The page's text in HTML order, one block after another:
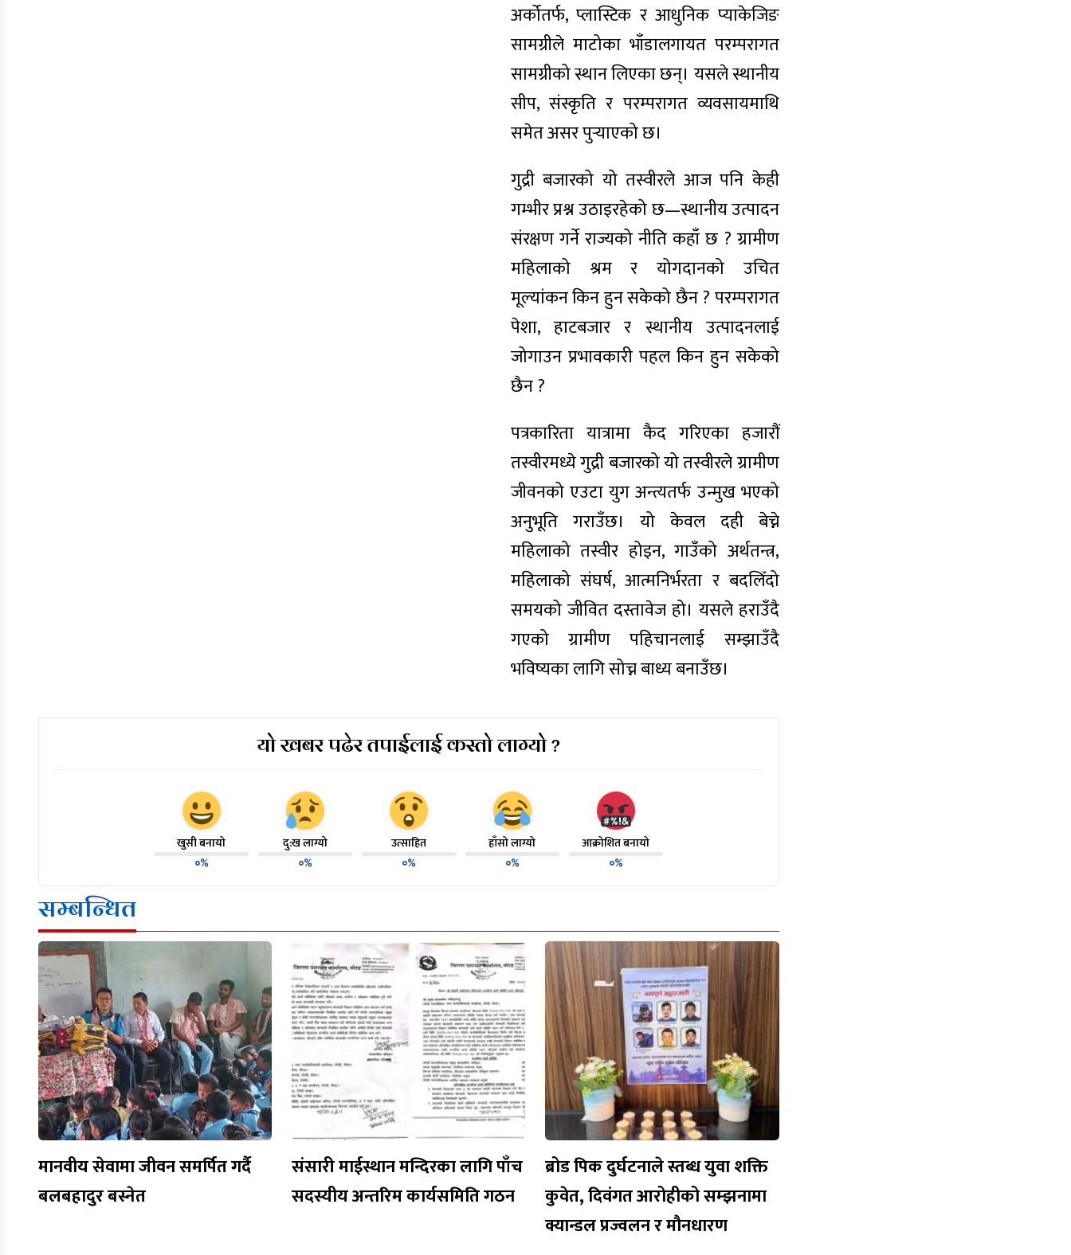
अर्कोतर्फ, प्लास्टिक र आधुनिक प्याकेजिङ
सामग्रीले माटोका भाँडालगायत परम्परागत
सामग्रीको स्थान लिएका छन्। यसले स्थानीय
सीप, संस्कृति र परम्परागत व्यवसायमाथि
समेत असर पुर्‍याएको छ।
गुद्री बजारको यो तस्वीरले आज पनि केही
गम्भीर प्रश्न उठाइरहेको छ—स्थानीय उत्पादन
संरक्षण गर्ने राज्यको नीति कहाँ छ ? ग्रामीण
महिलाको श्रम र योगदानको उचित
मूल्यांकन किन हुन सकेको छैन ? परम्परागत
पेशा, हाटबजार र स्थानीय उत्पादनलाई
जोगाउन प्रभावकारी पहल किन हुन सकेको
छैन ?
पत्रकारिता यात्रामा कैद गरिएका हजारौं
तस्वीरमध्ये गुद्री बजारको यो तस्वीरले ग्रामीण
जीवनको एउटा युग अन्त्यतर्फ उन्मुख भएको
अनुभूति गराउँछ। यो केवल दही बेच्ने
महिलाको तस्वीर होइन, गाउँको अर्थतन्त्र,
महिलाको संघर्ष, आत्मनिर्भरता र बदलिँदो
समयको जीवित दस्तावेज हो। यसले हराउँदै
गएको ग्रामीण पहिचानलाई सम्झाउँदै
भविष्यका लागि सोच्न बाध्य बनाउँछ।
यो खबर पढेर तपाईलाई कस्तो लाग्यो ?
खुसी बनायो
०%
दु:ख लाग्यो
०%
उत्साहित
०%
हाँसो लाग्यो
०%
आक्रोशित बनायो
०%
सम्बन्धित
मानवीय सेवामा जीवन समर्पित गर्दै
बलबहादुर बस्नेत
संसारी माईस्थान मन्दिरका लागि पाँच
सदस्यीय अन्तरिम कार्यसमिति गठन
ब्रोड पिक दुर्घटनाले स्तब्ध युवा शक्ति
कुवेत, दिवंगत आरोहीको सम्झनामा
क्यान्डल प्रज्वलन र मौनधारण